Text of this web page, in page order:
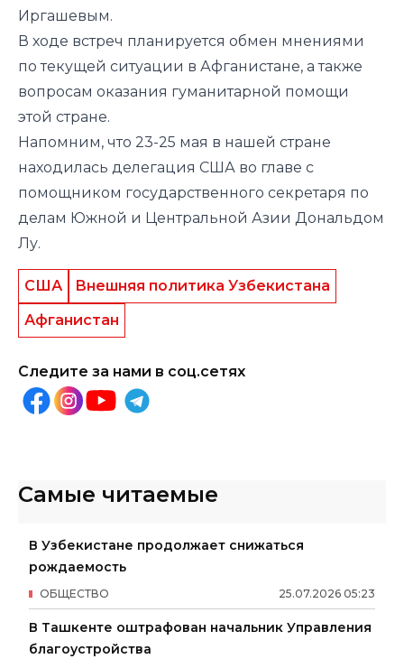
Иргашевым.
В ходе встреч планируется обмен мнениями
по текущей ситуации в Афганистане, а также
вопросам оказания гуманитарной помощи
этой стране.
Напомним, что 23-25 мая в нашей стране
находилась делегация США во главе с
помощником государственного секретаря по
делам Южной и Центральной Азии Дональдом
Лу.
США
Внешняя политика Узбекистана
Афганистан
Следите за нами в соц.сетях
Самые читаемые
В Узбекистане продолжает снижаться
рождаемость
25.07.2026 05:23
ОБЩЕСТВО
В Ташкенте оштрафован начальник Управления
благоустройства